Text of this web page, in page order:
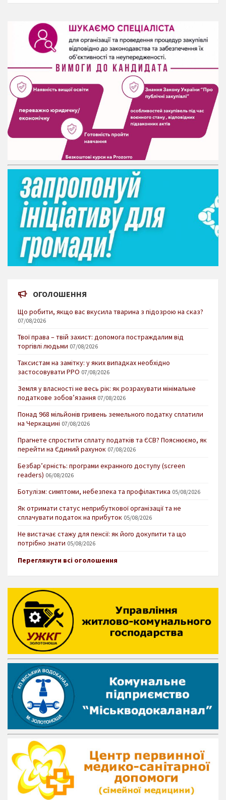
ОГОЛОШЕННЯ
Що робити, якщо вас вкусила тварина з підозрою на сказ?
07/08/2026
Твої права – твій захист: допомога постраждалим від
торгівлі людьми 07/08/2026
Таксистам на замітку: у яких випадках необхідно
застосовувати РРО 07/08/2026
Земля у власності не весь рік: як розрахувати мінімальне
податкове зобов’язання 07/08/2026
Понад 968 мільйонів гривень земельного податку сплатили
на Черкащині 07/08/2026
Прагнете спростити сплату податків та ЄСВ? Пояснюємо, як
перейти на Єдиний рахунок 07/08/2026
Безбар’єрність: програми екранного доступу (screen
readers) 06/08/2026
Ботулізм: симптоми, небезпека та профілактика 05/08/2026
Як отримати статус неприбуткової організації та не
сплачувати податок на прибуток 05/08/2026
Не вистачає стажу для пенсії: як його докупити та що
потрібно знати 05/08/2026
Переглянути всі оголошення